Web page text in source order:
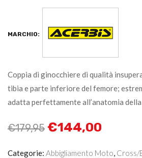
MARCHIO:
Coppia di ginocchiere di qualità
tibia e parte inferiore del femore;
adatta perfettamente all’anatomia della
€179,95 €144,00
Categorie: Abbigliamento Moto, Cross/